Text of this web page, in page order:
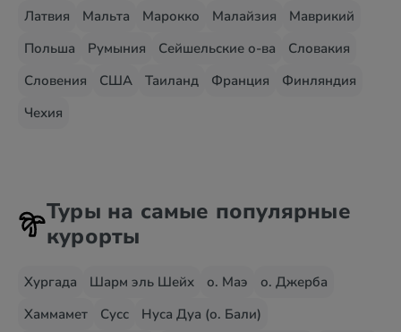
Латвия Мальта Марокко Малайзия
Маврикий
Польша
Румыния Сейшельские о-ва
Словакия
Словения
США Таиланд Франция
Финляндия
Чехия
Туры на самые популярные
курорты
Хургада Шарм эль Шейх о. Маэ
о. Джерба
Хаммамет
Сусс
Нуса Дуа (о. Бали)